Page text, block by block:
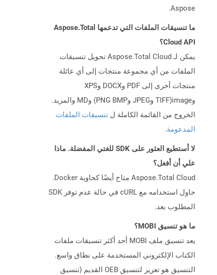
Aspose.
ما تنسيقات الملفات التي تدعمها Aspose.Total
Cloud API؟
يمكن لـ Aspose.Total Cloud تحويل تنسيقات
الملفات من أي مجموعة منتجات إلى أي عائلة
منتجات أخرى إلى PDF وDOCX وXPS
وimage(TIFF وJPEG وPNG BMP) وMD والمزيد.
الخروج من القائمة الكاملة ل تنسيقات الملفات
المدعومة.
لا أستطيع العثور على SDK للغتي المفضلة. ماذا
علي أن أفعل؟
Aspose.Total Cloud متاح أيضًا كحاوية Docker.
حاول استخدامه مع cURL في حالة عدم توفر SDK
المطلوب بعد.
ما هو تنسيق MOBI؟
يعد تنسيق ملف MOBI أحد أكثر تنسيقات ملفات
الكتاب الإلكتروني المستخدمة على نطاق واسع.
التنسيق هو تعزيز لتنسيق OEB القديم (تنسيق